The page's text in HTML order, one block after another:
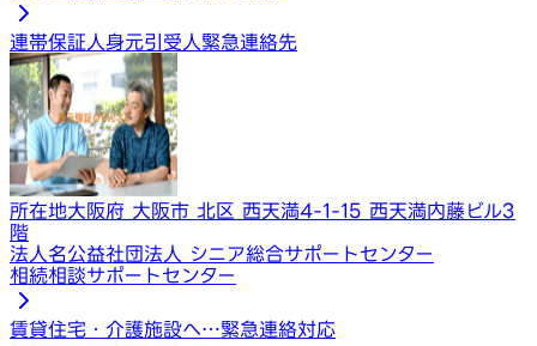
連帯保証人身元引受人緊急連絡先
所在地大阪府 大阪市 北区 西天満4-1-15 西天満内藤ビル3
階
法人名公益社団法人 シニア総合サポートセンター
相続相談サポートセンター
賃貸住宅・介護施設へ…緊急連絡対応